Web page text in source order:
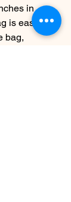
in
is easy
bag,